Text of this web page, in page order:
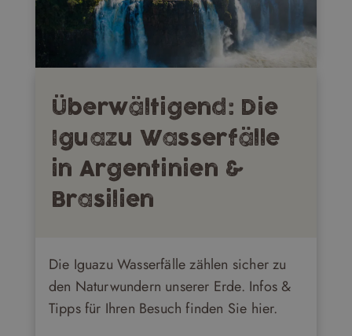
Überwältigend: Die
Iguazu Wasserfälle
in Argentinien &
Brasilien
Die Iguazu Wasserfälle zählen sicher zu
den Naturwundern unserer Erde. Infos &
Tipps für Ihren Besuch finden Sie hier.